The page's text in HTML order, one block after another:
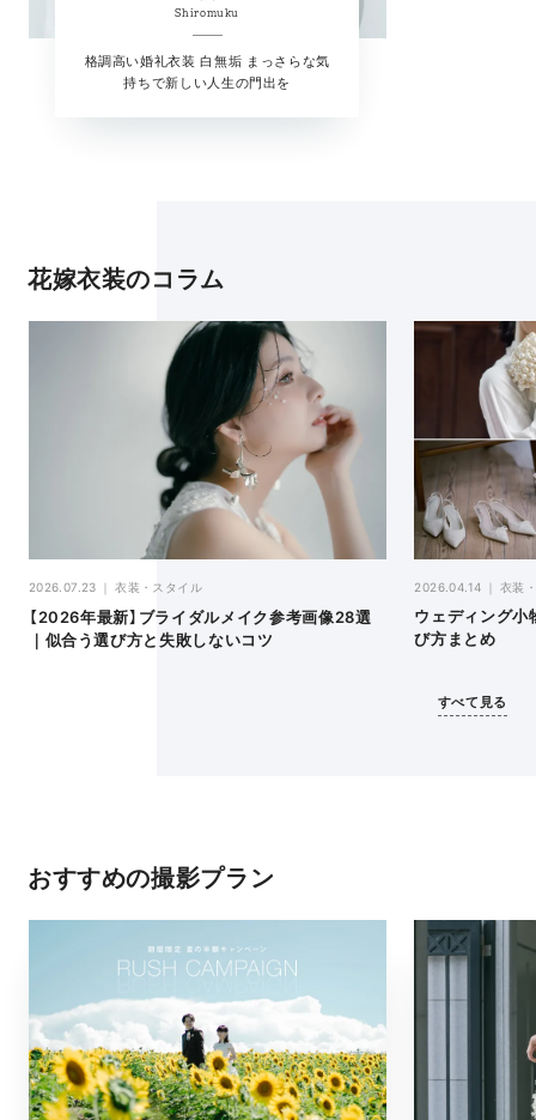
Shiromuku
格調高い婚礼衣装 白無垢 まっさらな気
持ちで新しい人生の門出を
花嫁衣装のコラム
2026.07.23 衣装・スタイル
【2026年最新】ブライダルメイク参考画像28選
｜似合う選び方と失敗しないコツ
2026.04.14 衣装
ウェディング小
び方まとめ
すべて見る
おすすめの撮影プラン